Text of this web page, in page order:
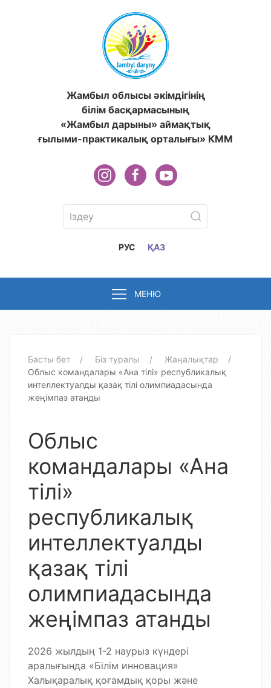
Жамбыл облысы әкімдігінің
білім басқармасының
«Жамбыл дарыны» аймақтық
ғылыми-практикалық орталығы» КММ
РУС ҚАЗ
МЕНЮ
Басты бет Біз туралы
Жаңалықтар
Облыс командалары «Ана тілі» республикалық
интеллектуалды қазақ тілі олимпиадасында
жеңімпаз атанды
Облыс
командалары «Ана
тілі»
республикалық
интеллектуалды
қазақ тілі
олимпиадасында
жеңімпаз атанды
2026 жылдың 1-2 наурыз күндері
аралығында «Білім инновация»
Халықаралық қоғамдық қоры және